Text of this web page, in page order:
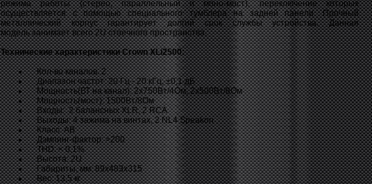
режима работы (стерео, параллельный и моно-мост), переключение которых
осуществляется с помощью специального тумблера на задней панели. Прочный
металлический корпус гарантирует долгий срок службы устройства. Данная
модель занимает всего 2U стоечного пространства.
Технические характеристики Crown XLi2500:
Кол-во каналов: 2
Диапазон частот: 20 Гц - 20 кГц, ±0,1 дБ
Мощность(ВТ на канал): 2х750Вт/4Ом, 2х500Вт/8Ом
Мощность(мост): 1500Вт/8Ом
Входы: 2 балансных XLR, 2 RCA
Выходы: 4 зажима на винтах, 2 NL4 Speakon
Класс: АВ
Дэмпинг-фактор: >200
THD: < 0,1%
Высота: 2U
Габариты, мм: 89х483х315
Вес: 13,5 кг